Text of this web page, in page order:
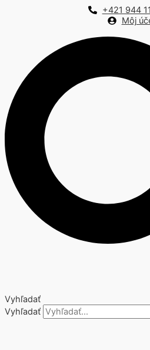
+421 944
Môj
Vyhľadať
Vyhľadať